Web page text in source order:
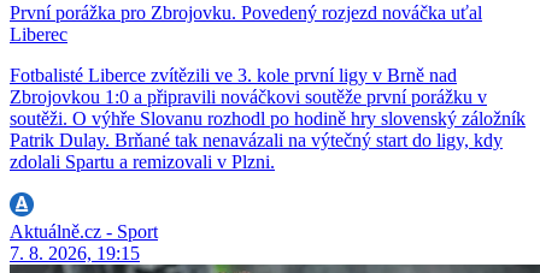
První porážka pro Zbrojovku. Povedený rozjezd nováčka uťal
Liberec
Fotbalisté Liberce zvítězili ve 3. kole první ligy v Brně nad
Zbrojovkou 1:0 a připravili nováčkovi soutěže první porážku v
soutěži. O výhře Slovanu rozhodl po hodině hry slovenský záložník
Patrik Dulay. Brňané tak nenavázali na výtečný start do ligy, kdy
zdolali Spartu a remizovali v Plzni.
Aktuálně.cz - Sport
7. 8. 2026, 19:15